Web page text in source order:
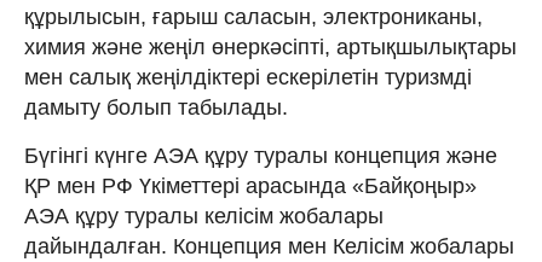
құрылысын, ғарыш саласын, электрониканы,
химия және жеңіл өнеркәсіпті, артықшылықтары
мен салық жеңілдіктері ескерілетін туризмді
дамыту болып табылады.
Бүгінгі күнге АЭА құру туралы концепция және
ҚР мен РФ Үкіметтері арасында «Байқоңыр»
АЭА құру туралы келісім жобалары
дайындалған. Концепция мен Келісім жобалары